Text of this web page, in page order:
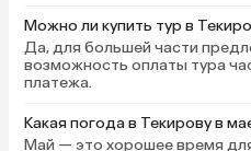
Можно ли купить тур в
Да, для большей части
возможность оплаты тура
платежа.
Какая погода в Текирову в
Май — это хорошее время